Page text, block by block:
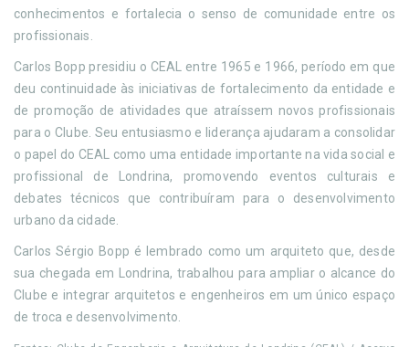
conhecimentos e fortalecia o senso de comunidade entre os
profissionais.
Carlos Bopp presidiu o CEAL entre 1965 e 1966, período em que
deu continuidade às iniciativas de fortalecimento da entidade e
de promoção de atividades que atraíssem novos profissionais
para o Clube. Seu entusiasmo e liderança ajudaram a consolidar
o papel do CEAL como uma entidade importante na vida social e
profissional de Londrina, promovendo eventos culturais e
debates técnicos que contribuíram para o desenvolvimento
urbano da cidade.
Carlos Sérgio Bopp é lembrado como um arquiteto que, desde
sua chegada em Londrina, trabalhou para ampliar o alcance do
Clube e integrar arquitetos e engenheiros em um único espaço
de troca e desenvolvimento.